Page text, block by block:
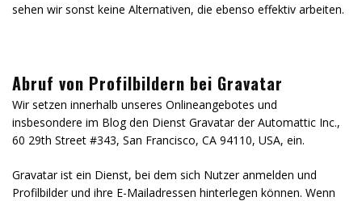
sehen wir sonst keine Alternativen, die ebenso effektiv arbeiten.
Abruf von Profilbildern bei Gravatar
Wir setzen innerhalb unseres Onlineangebotes und
insbesondere im Blog den Dienst Gravatar der Automattic Inc.,
60 29th Street #343, San Francisco, CA 94110, USA, ein.
Gravatar ist ein Dienst, bei dem sich Nutzer anmelden und
Profilbilder und ihre E-Mailadressen hinterlegen können. Wenn